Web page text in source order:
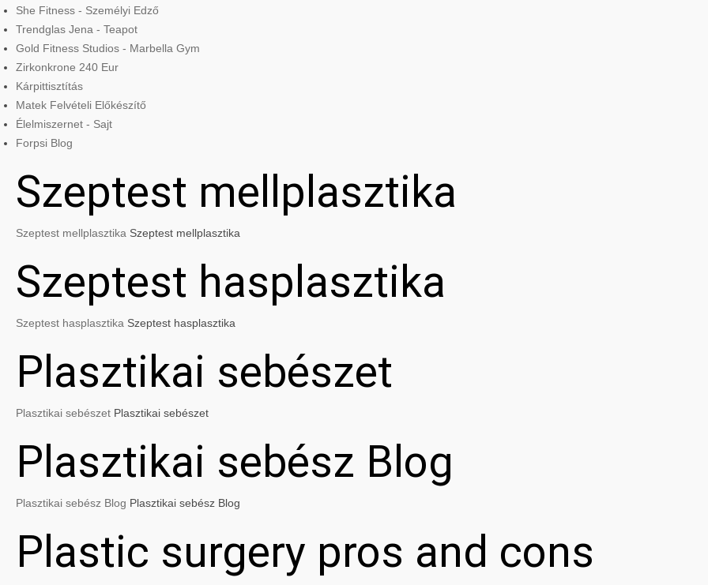
She Fitness - Személyi Edző
Trendglas Jena - Teapot
Gold Fitness Studios - Marbella Gym
Zirkonkrone 240 Eur
Kárpittisztítás
Matek Felvételi Előkészítő
Élelmiszernet - Sajt
Forpsi Blog
Szeptest mellplasztika
Szeptest mellplasztika Szeptest mellplasztika
Szeptest hasplasztika
Szeptest hasplasztika Szeptest hasplasztika
Plasztikai sebészet
Plasztikai sebészet Plasztikai sebészet
Plasztikai sebész Blog
Plasztikai sebész Blog Plasztikai sebész Blog
Plastic surgery pros and cons